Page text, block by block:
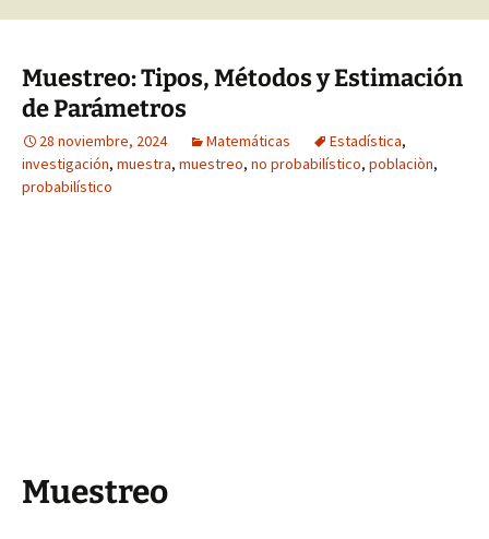
Muestreo: Tipos, Métodos y Estimación
de Parámetros
28 noviembre, 2024 Matemáticas Estadística,
investigación, muestra, muestreo, no probabilístico, poblaciòn,
probabilístico
Muestreo